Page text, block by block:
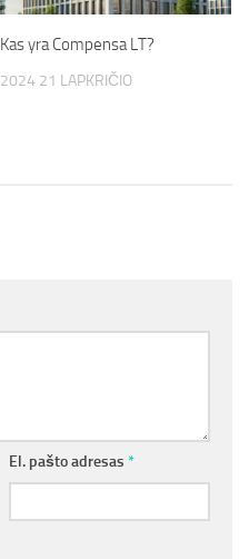
Kas yra Compensa LT?
2024 21 LAPKRIČIO
El. pašto adresas *